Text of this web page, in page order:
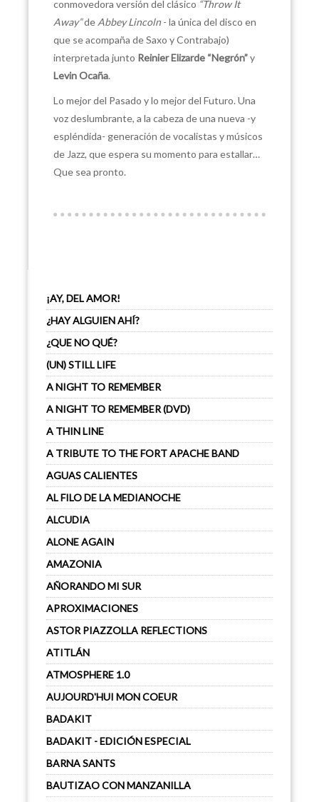
conmovedora versión del clásico “Throw It
Away”de Abbey Lincoln - la única del disco en
que se acompaña de Saxo y Contrabajo)
interpretada junto Reinier Elizarde “Negrón”y
Levin Ocaña.
Lo mejor del Pasado y lo mejor del Futuro. Una
voz deslumbrante, a la cabeza de una nueva -y
espléndida- generación de vocalistas y músicos
de Jazz, que espera su momento para estallar…
Que sea pronto.
¡AY, DEL AMOR!
¿HAY ALGUIEN AHÍ?
¿QUE NO QUÉ?
(UN) STILL LIFE
A NIGHT TO REMEMBER
A NIGHT TO REMEMBER (DVD)
A THIN LINE
A TRIBUTE TO THE FORT APACHE BAND
AGUAS CALIENTES
AL FILO DE LA MEDIANOCHE
ALCUDIA
ALONE AGAIN
AMAZONIA
AÑORANDO MI SUR
APROXIMACIONES
ASTOR PIAZZOLLA REFLECTIONS
ATITLÁN
ATMOSPHERE 1.0
AUJOURD'HUI MON COEUR
BADAKIT
BADAKIT - EDICIÓN ESPECIAL
BARNA SANTS
BAUTIZAO CON MANZANILLA